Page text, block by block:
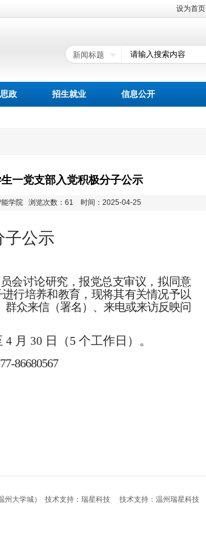
设为首页
政 招生就业 信息公开
一党支部入党积极分子公示
学院 浏览次数： 61 时间：2025-04-25
子公示
会讨论研究，报党总支审议，拟同意
行培养和教育，现将其有关情况予以
众来信（署名）、来电或来访反映问
4 月 30 日（5 个工作日）。
86680567
大学城） 技术支持： 瑞星科技技术支持： 温州瑞星科技